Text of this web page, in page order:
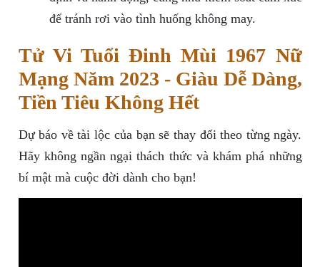
để tránh rơi vào tình huống không may.
Tử Vi Tuổi Đinh Mùi 1967 Nữ
Mạng Năm 2023 - Giàu Dễ Dàng,
Tiền Tiêu Không Hết
Dự báo về tài lộc của bạn sẽ thay đổi theo từng ngày.
Hãy không ngần ngại thách thức và khám phá những
bí mật mà cuộc đời dành cho bạn!